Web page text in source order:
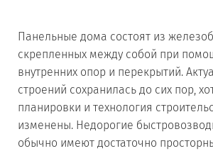
Панельные дома состоят из
скрепленных между собой при
внутренних опор и перекрытий.
строений сохранилась до сих пор,
планировки и технология
изменены. Недорогие
обычно имеют достаточно